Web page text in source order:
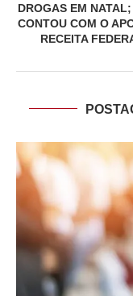
DROGAS EM
CONTOU COM O
RECEITA